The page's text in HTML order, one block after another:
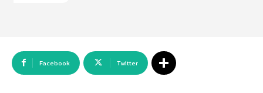
Facebook Twitter